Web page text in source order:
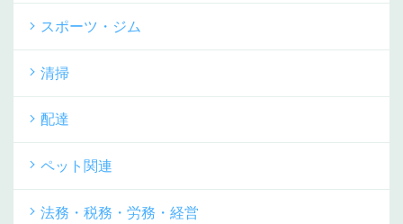
スポーツ・ジム
清掃
配達
ペット関連
法務・税務・労務・経営